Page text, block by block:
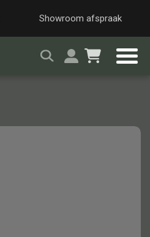
Snelle & veilige
Showroom afspraak